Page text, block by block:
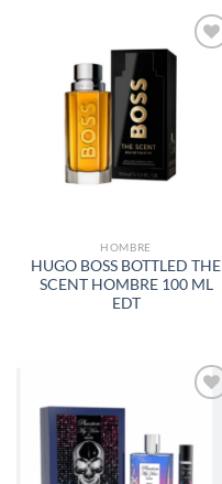
DESEOS
HOMBRE
HUGO BOSS BOTTLED THE
SCENT HOMBRE 100 ML
EDT
LISTA
DE